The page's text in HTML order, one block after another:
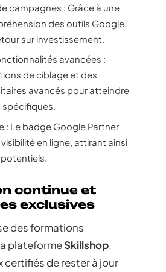
campagnes : Grâce à une
des outils Google,
sur investissement.
avancées :
de ciblage et des
avancés pour atteindre
spécifiques.
: Le badge Google Partner
en ligne, attirant ainsi
continue et
exclusives
des formations
plateformeSkillshop,
certifiés de rester à jour